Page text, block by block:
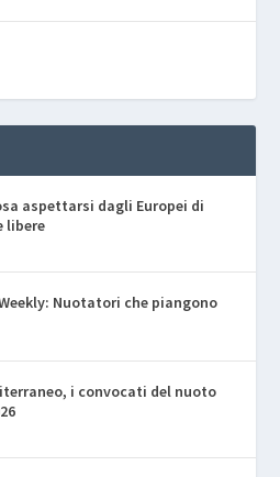
aspettarsi dagli Europei di
libere
Nuotatori che piangono
i convocati del nuoto